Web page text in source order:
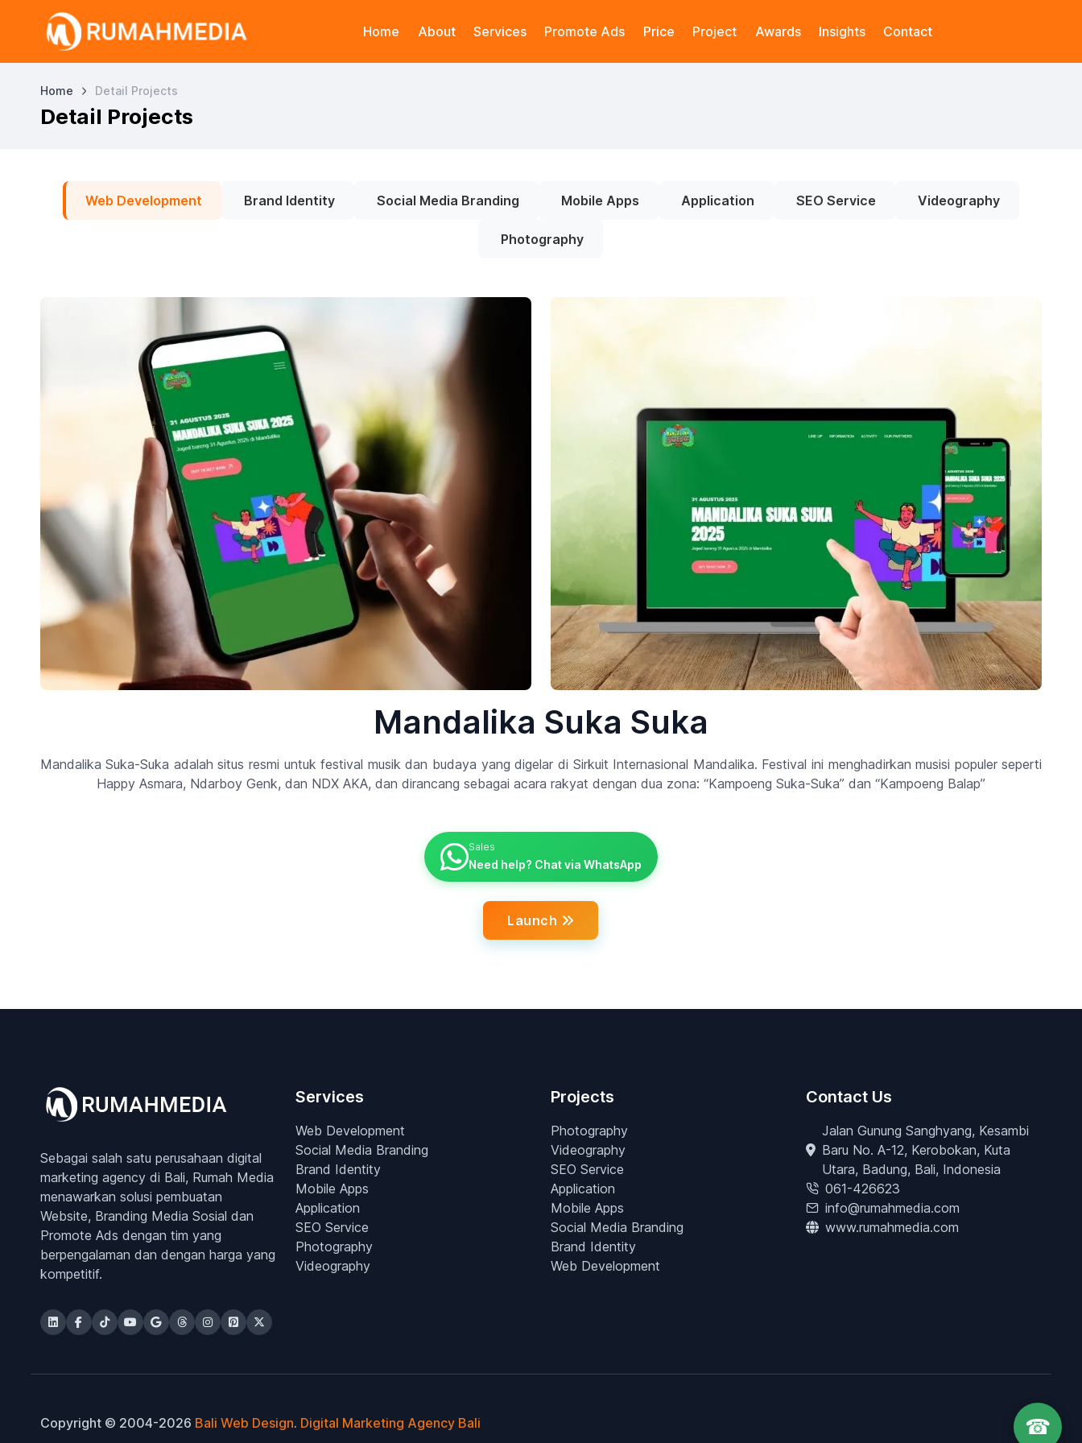
Home About Services Promote Ads Price Project Awards Insights Contact
Home Detail Projects
Detail Projects
Web Development Brand Identity Social Media Branding Mobile Apps Application SEO Service Videography
Photography
Mandalika Suka Suka
Mandalika Suka-Suka adalah situs resmi untuk festival musik dan budaya yang digelar di Sirkuit Internasional Mandalika. Festival ini menghadirkan musisi populer seperti
Happy Asmara, Ndarboy Genk, dan NDX AKA, dan dirancang sebagai acara rakyat dengan dua zona: “Kampoeng Suka-Suka” dan “Kampoeng Balap”
Sales
Need help? Chat via WhatsApp
Launch
Sebagai salah satu perusahaan digital
marketing agency di Bali, Rumah Media
menawarkan solusi pembuatan
Website, Branding Media Sosial dan
Promote Ads dengan tim yang
berpengalaman dan dengan harga yang
kompetitif.
Services
Web Development
Social Media Branding
Brand Identity
Mobile Apps
Application
SEO Service
Photography
Videography
Projects
Photography
Videography
SEO Service
Application
Mobile Apps
Social Media Branding
Brand Identity
Web Development
Contact Us
Jalan Gunung Sanghyang, Kesambi
Baru No. A-12, Kerobokan, Kuta
Utara, Badung, Bali, Indonesia
061-426623
info@rumahmedia.com
www.rumahmedia.com
Copyright © 2004-2026 Bali Web Design. Digital Marketing Agency Bali ☎